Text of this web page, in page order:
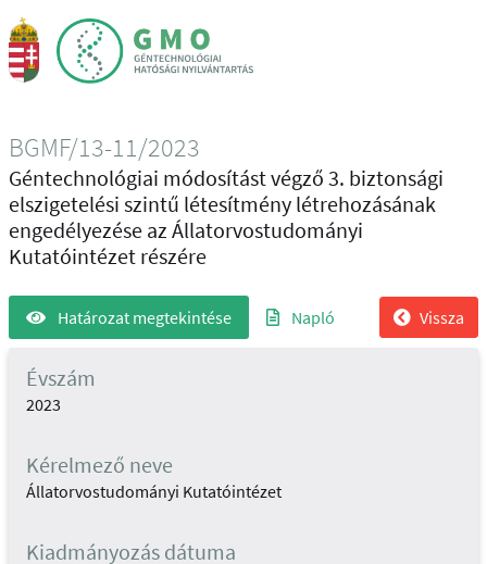
BGMF/13-11/2023
Géntechnológiai módosítást végző 3. biztonsági
elszigetelési szintű létesítmény létrehozásának
engedélyezése az Állatorvostudományi
Kutatóintézet részére
Határozat megtekintése Napló Vissza
Évszám
2023
Kérelmező neve
Állatorvostudományi Kutatóintézet
Kiadmányozás dátuma